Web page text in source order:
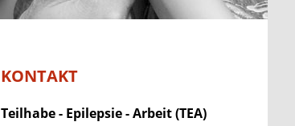
KONTAKT
Teilhabe - Epilepsie - Arbeit (TEA)